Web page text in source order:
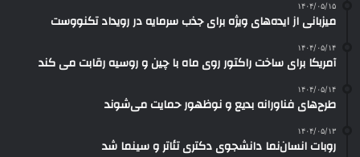
۱۴۰۴/۰۵/۱۵
میزبانی از ایده‌های ویژه برای جذب سرمایه در رویداد تکنووست
۱۴۰۴/۰۵/۱۴
آمریکا برای ساخت راکتور روی ماه با چین و روسیه رقابت می کند
۱۴۰۴/۰۵/۱۴
طرح‌های فناورانه بدیع و نوظهور حمایت می‌شوند
۱۴۰۴/۰۵/۱۳
روبات انسان‌نما دانشجوی دکتری تئاتر و سینما شد